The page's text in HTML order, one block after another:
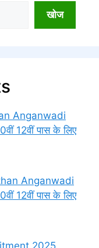
खोज
Anganwadi
12वीं पास के लिए
Anganwadi
12वीं पास के लिए
2025